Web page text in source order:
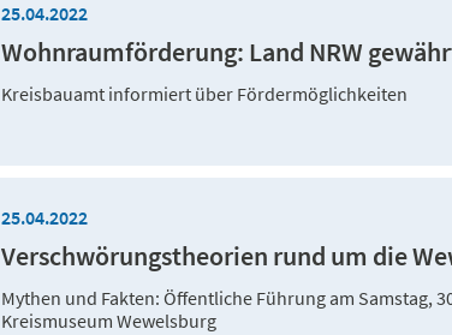
25.04.2022
Wohnraumförderung: Land NRW
Kreisbauamt informiert über Fördermöglichkeiten
25.04.2022
Verschwörungstheorien rund um die
Mythen und Fakten: Öffentliche Führung am Samstag,
Kreismuseum Wewelsburg